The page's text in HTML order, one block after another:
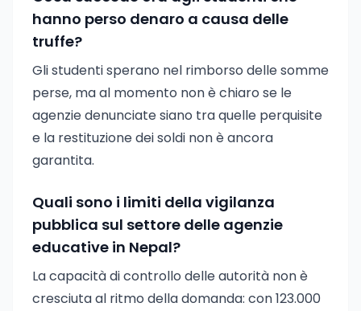
hanno perso denaro a causa delle
truffe?
Gli studenti sperano nel rimborso delle somme
perse, ma al momento non è chiaro se le
agenzie denunciate siano tra quelle perquisite
e la restituzione dei soldi non è ancora
garantita.
Quali sono i limiti della vigilanza
pubblica sul settore delle agenzie
educative in Nepal?
La capacità di controllo delle autorità non è
cresciuta al ritmo della domanda: con 123.000